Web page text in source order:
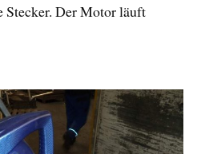
Stecker. Der Motor läuft